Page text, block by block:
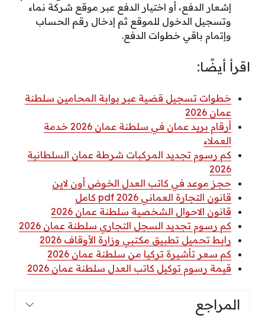
إشعار الدفع، أو اختيار الدفع عبر موقع شركة نماء
وتسجيل الدخول للموقع ثم إدخال رقم الحساب
وإتمام باقي خطوات الدفع.
اقرأ أيضًا:
خطوات تسجيل قضية عبر بوابة المحامين سلطنة
عمان 2026
أرقام بريد عمان في سلطنة عمان 2026 خدمة
العملاء
كم رسوم تجديد المركبات شرطة عمان السلطانية
2026
حجز موعد في كاتب العدل الخوض أون لاين
قانون التجارة العماني 2026 pdf كامل
قانون الاحوال الشخصية سلطنة عمان 2026
كم رسوم تجديد السجل التجاري سلطنة عمان 2026
رابط تحميل تطبيق مكتبي وزارة الأوقاف 2026
كم سعر تأشيرة تركيا من سلطنة عمان 2026
قيمة رسوم توكيل كاتب العدل سلطنة عمان 2026
المراجع